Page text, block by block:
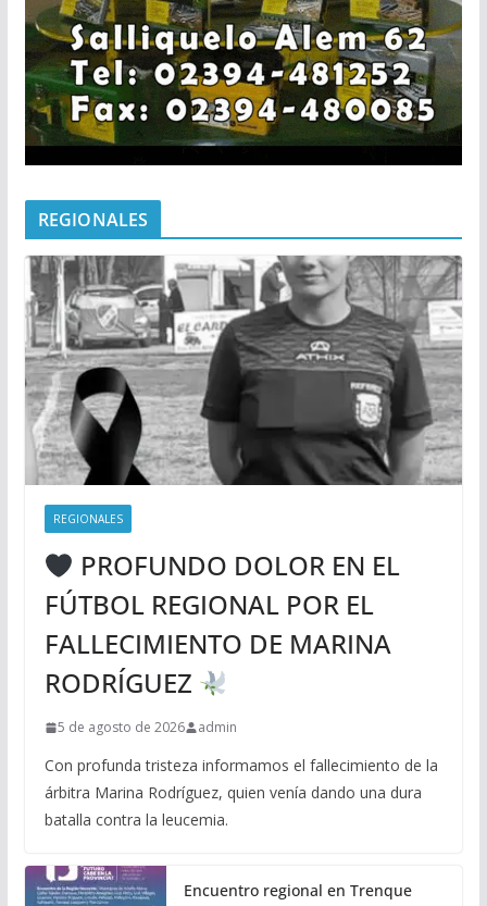
REGIONALES
REGIONALES
PROFUNDO DOLOR EN EL
FÚTBOL REGIONAL POR EL
FALLECIMIENTO DE MARINA
RODRÍGUEZ
5 de agosto de 2026 admin
Con profunda tristeza informamos el fallecimiento de la
árbitra Marina Rodríguez, quien venía dando una dura
batalla contra la leucemia.
Encuentro regional en Trenque